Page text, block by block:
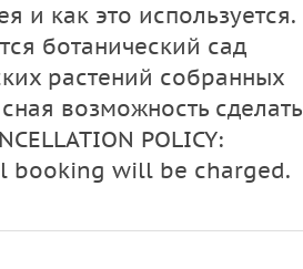
и как это используется.
ботанический сад
растений собранных
возможность сделать
POLICY:
booking will be charged.